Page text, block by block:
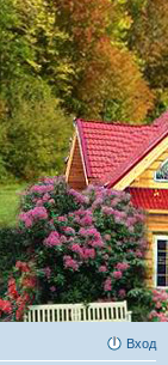
Вход